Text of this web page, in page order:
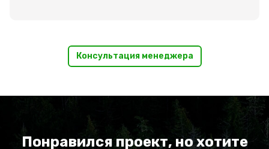
Консультация менеджера
Понравился проект, но хотите